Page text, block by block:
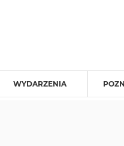
WYDARZENIA